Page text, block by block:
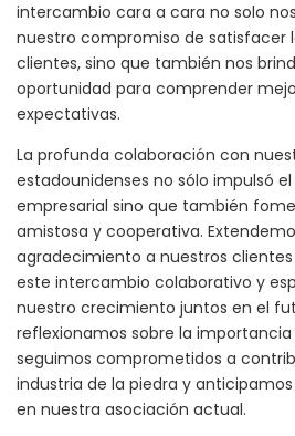
intercambio cara a cara no solo
nuestro compromiso de satisfacer
clientes, sino que también nos
oportunidad para comprender
expectativas.
La profunda colaboración con
estadounidenses no sólo impulsó
empresarial sino que también
amistosa y cooperativa.
agradecimiento a nuestros
este intercambio colaborativo y
nuestro crecimiento juntos en el
reflexionamos sobre la
seguimos comprometidos a
industria de la piedra y
en nuestra asociación actual.